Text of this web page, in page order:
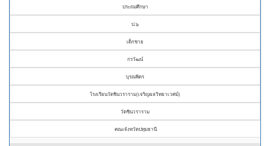
ประถมศึกษา
ป.๖
เด็กชาย
กรวัฒน์
บุรณพิตร
โรงเรียนวัดชินวราราม(เจริญผลวิทยาเวศม์)
วัดชินวราราม
คณะจังหวัดปทุมธานี